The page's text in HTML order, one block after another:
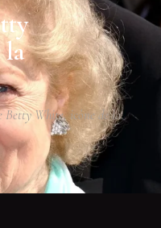
la
Betty White, icône de la